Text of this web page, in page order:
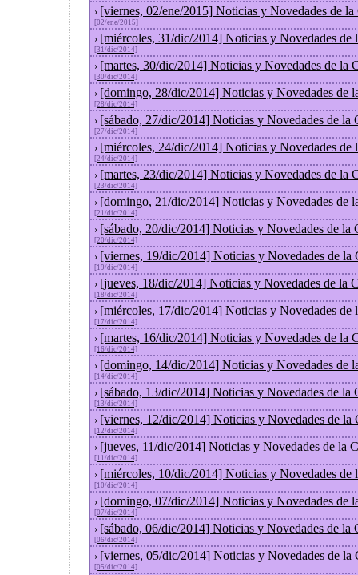
› [viernes, 02/ene/2015] Noticias y Novedades de
[02/ene/2015]
› [miércoles, 31/dic/2014] Noticias y Novedades de
[31/dic/2014]
› [martes, 30/dic/2014] Noticias y Novedades de la
[30/dic/2014]
› [domingo, 28/dic/2014] Noticias y Novedades de
[28/dic/2014]
› [sábado, 27/dic/2014] Noticias y Novedades de la
[27/dic/2014]
› [miércoles, 24/dic/2014] Noticias y Novedades de
[24/dic/2014]
› [martes, 23/dic/2014] Noticias y Novedades de la
[23/dic/2014]
› [domingo, 21/dic/2014] Noticias y Novedades de
[21/dic/2014]
› [sábado, 20/dic/2014] Noticias y Novedades de la
[20/dic/2014]
› [viernes, 19/dic/2014] Noticias y Novedades de la
[19/dic/2014]
› [jueves, 18/dic/2014] Noticias y Novedades de la
[18/dic/2014]
› [miércoles, 17/dic/2014] Noticias y Novedades de
[17/dic/2014]
› [martes, 16/dic/2014] Noticias y Novedades de la
[16/dic/2014]
› [domingo, 14/dic/2014] Noticias y Novedades de
[14/dic/2014]
› [sábado, 13/dic/2014] Noticias y Novedades de la
[13/dic/2014]
› [viernes, 12/dic/2014] Noticias y Novedades de la
[12/dic/2014]
› [jueves, 11/dic/2014] Noticias y Novedades de la
[11/dic/2014]
› [miércoles, 10/dic/2014] Noticias y Novedades de
[10/dic/2014]
› [domingo, 07/dic/2014] Noticias y Novedades de
[07/dic/2014]
› [sábado, 06/dic/2014] Noticias y Novedades de la
[06/dic/2014]
› [viernes, 05/dic/2014] Noticias y Novedades de la
[05/dic/2014]